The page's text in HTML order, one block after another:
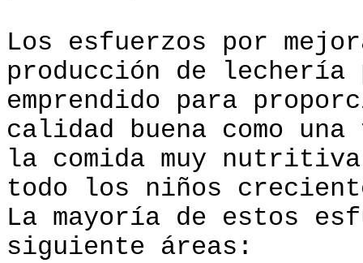
Los esfuerzos por
producción de
emprendido para
calidad buena como
la comida muy
todo los niños
La mayoría de estos
siguiente áreas: